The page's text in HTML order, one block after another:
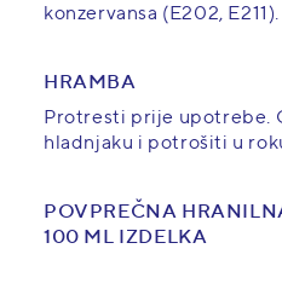
konzervansa (E202,
HRAMBA
Protresti prije upotrebe.
hladnjaku i potrošiti u
POVPREČNA
100 ML IZDELKA